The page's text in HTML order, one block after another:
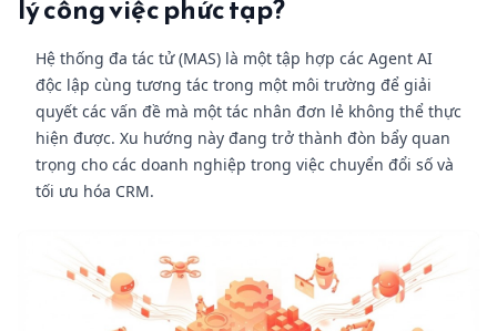
lý công việc phức tạp?
Hệ thống đa tác tử (MAS) là một tập hợp các Agent AI
độc lập cùng tương tác trong một môi trường để giải
quyết các vấn đề mà một tác nhân đơn lẻ không thể thực
hiện được. Xu hướng này đang trở thành đòn bẩy quan
trọng cho các doanh nghiệp trong việc chuyển đổi số và
tối ưu hóa CRM.